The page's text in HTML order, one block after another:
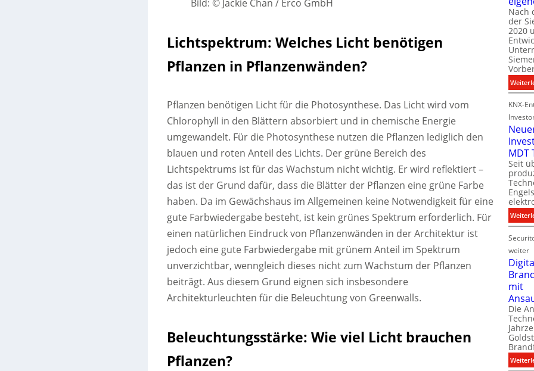
Bild: © Jackie Chan / Erco GmbH
Lichtspektrum: Welches Licht benötigen
Pflanzen in Pflanzenwänden?
Pflanzen benötigen Licht für die Photosynthese. Das Licht wird vom
Chlorophyll in den Blättern absorbiert und in chemische Energie
umgewandelt. Für die Photosynthese nutzen die Pflanzen lediglich den
blauen und roten Anteil des Lichts. Der grüne Bereich des
Lichtspektrums ist für das Wachstum nicht wichtig. Er wird reflektiert –
das ist der Grund dafür, dass die Blätter der Pflanzen eine grüne Farbe
haben. Da im Gewächshaus im Allgemeinen keine Notwendigkeit für eine
gute Farbwiedergabe besteht, ist kein grünes Spektrum erforderlich. Für
einen natürlichen Eindruck von Pflanzenwänden in der Architektur ist
jedoch eine gute Farbwiedergabe mit grünem Anteil im Spektrum
unverzichtbar, wenngleich dieses nicht zum Wachstum der Pflanzen
beiträgt. Aus diesem Grund eignen sich insbesondere
Architekturleuchten für die Beleuchtung von Greenwalls.
Beleuchtungsstärke: Wie viel Licht brauchen
Pflanzen?
l
e
c
t
g
s
t
c
i
k
i
g
i
t
l
P
d
t
a
t
Nach
der
2020
KNX-
MDT
Seit
weiter
mit
Die